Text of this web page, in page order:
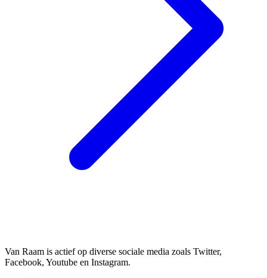
Van Raam is actief op diverse sociale media zoals Twitter,
Facebook, Youtube en Instagram.